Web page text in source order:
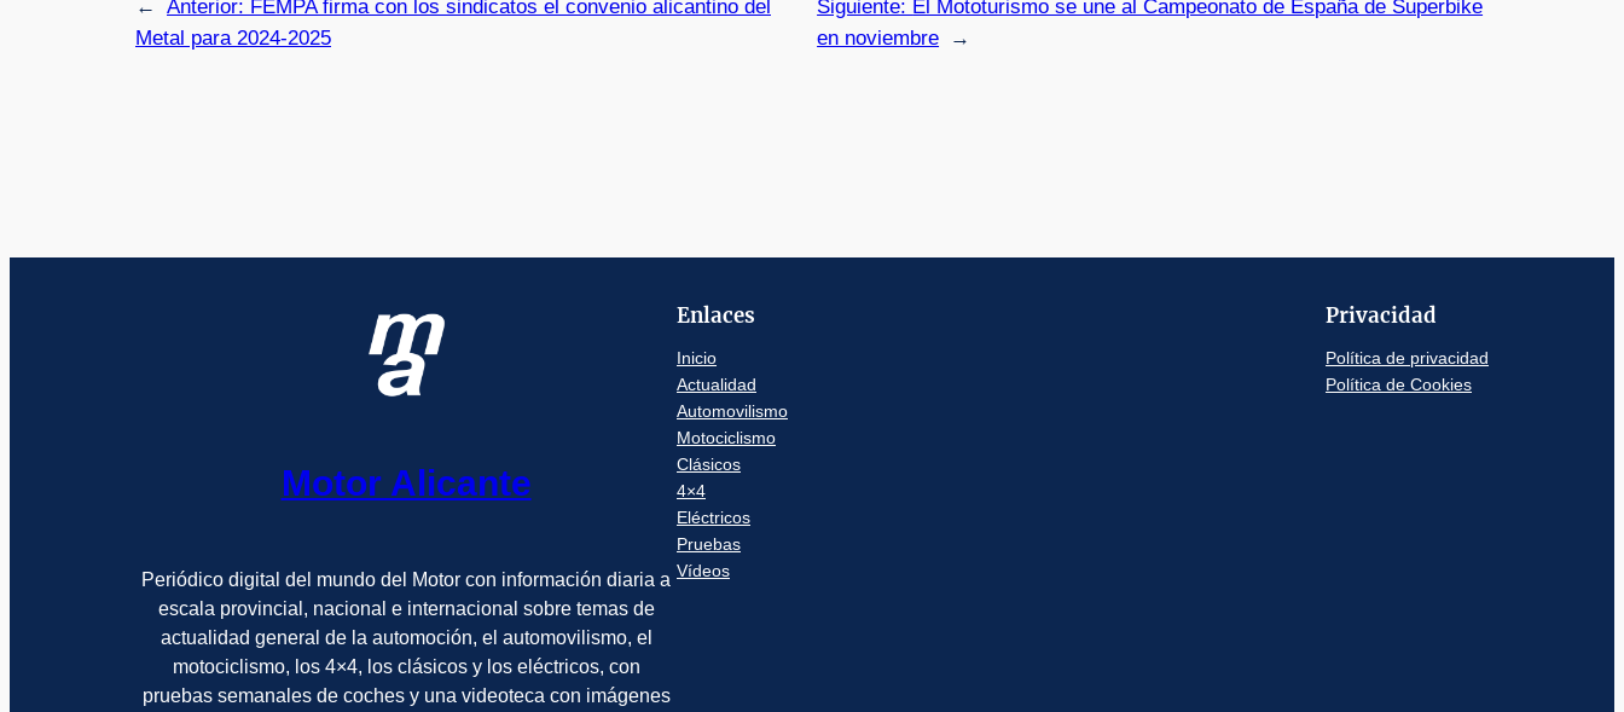
← Anterior: FEMPA firma con los sindicatos el convenio alicantino del
Metal para 2024-2025
Siguiente: El Mototurismo se une al Campeonato de España de Superbike
en noviembre
→
Motor Alicante
Periódico digital del mundo del Motor con información diaria a
escala provincial, nacional e internacional sobre temas de
actualidad general de la automoción, el automovilismo, el
motociclismo, los 4×4, los clásicos y los eléctricos, con
pruebas semanales de coches y una videoteca con imágenes
Enlaces
Inicio
Actualidad
Automovilismo
Motociclismo
Clásicos
4×4
Eléctricos
Pruebas
Vídeos
Privacidad
Política de privacidad
Política de Cookies